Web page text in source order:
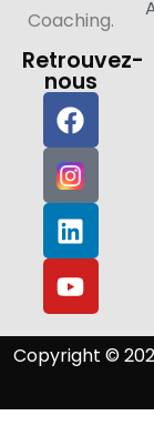
Coaching.
Retrouvez-
nous
Copyright ©